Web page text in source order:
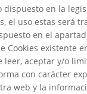
dispuesto en la
el uso estas será
en el
Cookies existente
leer, aceptar y/o
con carácter
web y la